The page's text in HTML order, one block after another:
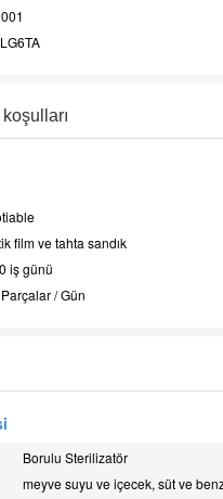
film ve tahta sandık
iş günü
/ Gün
Borulu Sterilizatör
meyve suyu ve içecek, süt ve